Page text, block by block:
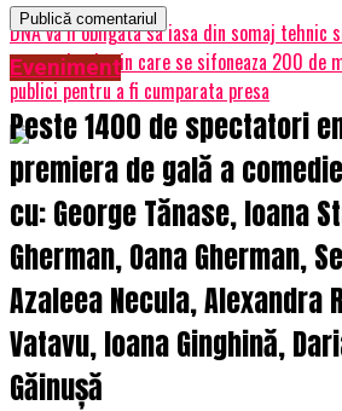
DNA va fi obligata sa iasa din somaj tehnic
mecansimul prin care se sifoneaza 200 de
publici pentru a fi cumparata presa
Eveniment
Peste 1400 de spectatori
premiera de gală a comediei
cu: George Tănase, Ioana
Gherman, Oana Gherman,
Azaleea Necula, Alexandra
Vatavu, Ioana Ginghină,
Găinușă